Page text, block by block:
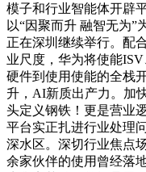
模子和行业智能体开辟
以“因聚而升 融智无为”
正在深圳继续举行。配
业尺度，华为将使能
硬件到使用使能的全栈
升，AI新质出产力。加
头定义钢铁！更是营业
平台实正扎进行业处理
深水区。深切行业焦点
余家伙伴的使用曾经落